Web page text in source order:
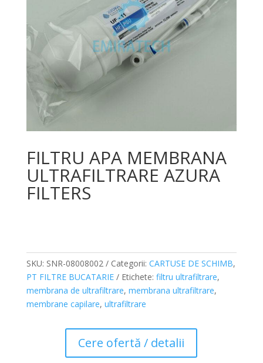
FILTRU APA MEMBRANA
ULTRAFILTRARE AZURA
FILTERS
SKU: SNR-08008002 Categorii: CARTUSE DE SCHIMB,
PT FILTRE BUCATARIE
Etichete: filtru ultrafiltrare,
membrana de ultrafiltrare, membrana ultrafiltrare,
membrane capilare, ultrafiltrare
Cere ofertă / detalii